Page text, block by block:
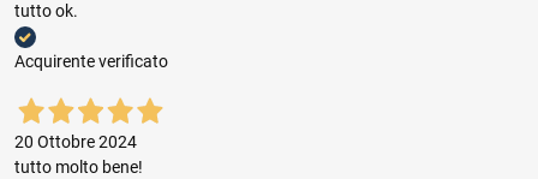
tutto ok.
Acquirente verificato
20 Ottobre 2024
tutto molto bene!